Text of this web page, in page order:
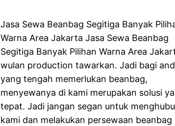
Jasa Sewa Beanbag Segitiga Banyak
Warna Area Jakarta Jasa Sewa Beanbag
Segitiga Banyak Pilihan Warna Area
wulan production tawarkan. Jadi bagi
yang tengah memerlukan beanbag,
menyewanya di kami merupakan solusi
tepat. Jadi jangan segan untuk
kami dan melakukan persewaan beanbag